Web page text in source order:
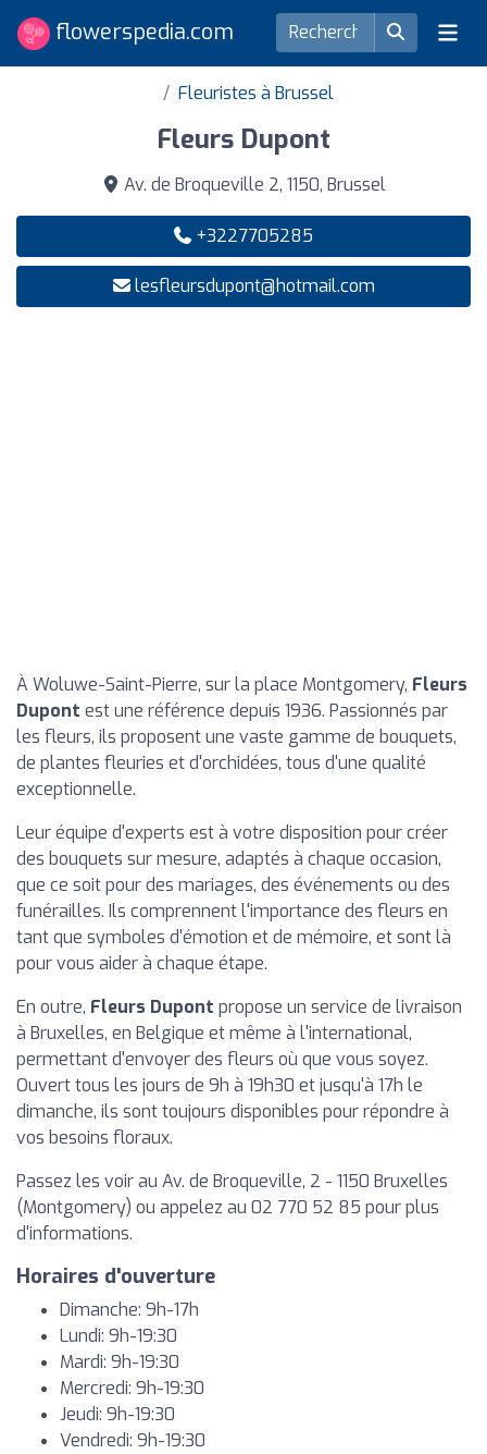
flowerspedia.com
Fleuristes à Brussel
Fleurs Dupont
Av. de Broqueville 2, 1150, Brussel
+3227705285
lesfleursdupont@hotmail.com
À Woluwe-Saint-Pierre, sur la place Montgomery, Fleurs
Dupont est une référence depuis 1936. Passionnés par
les fleurs, ils proposent une vaste gamme de bouquets,
de plantes fleuries et d'orchidées, tous d'une qualité
exceptionnelle.
Leur équipe d'experts est à votre disposition pour créer
des bouquets sur mesure, adaptés à chaque occasion,
que ce soit pour des mariages, des événements ou des
funérailles. Ils comprennent l'importance des fleurs en
tant que symboles d'émotion et de mémoire, et sont là
pour vous aider à chaque étape.
En outre, Fleurs Dupont propose un service de livraison
à Bruxelles, en Belgique et même à l'international,
permettant d'envoyer des fleurs où que vous soyez.
Ouvert tous les jours de 9h à 19h30 et jusqu'à 17h le
dimanche, ils sont toujours disponibles pour répondre à
vos besoins floraux.
Passez les voir au Av. de Broqueville, 2 - 1150 Bruxelles
(Montgomery) ou appelez au 02 770 52 85 pour plus
d'informations.
Horaires d'ouverture
Dimanche: 9h-17h
Lundi: 9h-19:30
Mardi: 9h-19:30
Mercredi: 9h-19:30
Jeudi: 9h-19:30
Vendredi: 9h-19:30